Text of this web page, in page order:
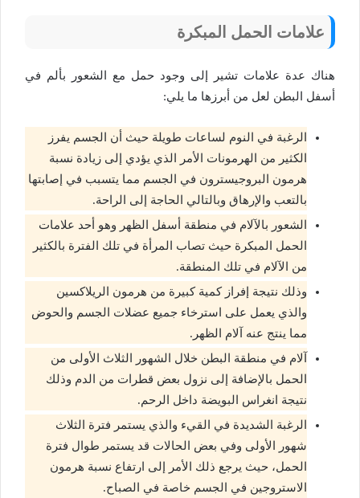
علامات الحمل المبكرة
هناك عدة علامات تشير إلى وجود حمل مع الشعور بألم في
أسفل البطن لعل من أبرزها ما يلي:
الرغبة في النوم لساعات طويلة حيث أن الجسم يفرز
الكثير من الهرمونات الأمر الذي يؤدي إلى زيادة نسبة
هرمون البروجيسترون في الجسم مما يتسبب في إصابتها
بالتعب والإرهاق وبالتالي الحاجة إلى الراحة.
الشعور بالآلام في منطقة أسفل الظهر وهو أحد علامات
الحمل المبكرة حيث تصاب المرأة في تلك الفترة بالكثير
من الآلام في تلك المنطقة.
وذلك نتيجة إفراز كمية كبيرة من هرمون الريلاكسين
والذي يعمل على استرخاء جميع عضلات الجسم والحوض
مما ينتج عنه آلام الظهر.
آلام في منطقة البطن خلال الشهور الثلاث الأولى من
الحمل بالإضافة إلى نزول بعض قطرات من الدم وذلك
نتيجة انغراس البويضة داخل الرحم.
الرغبة الشديدة في القيء والذي يستمر فترة الثلاث
شهور الأولى وفي بعض الحالات قد يستمر طوال فترة
الحمل، حيث يرجع ذلك الأمر إلى ارتفاع نسبة هرمون
الاستروجين في الجسم خاصة في الصباح.